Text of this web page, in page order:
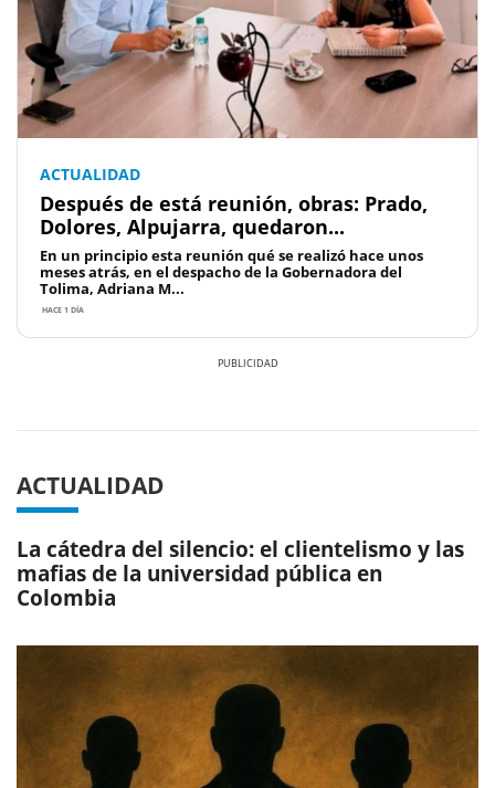
ACTUALIDAD
Después de está reunión, obras: Prado,
Dolores, Alpujarra, quedaron...
En un principio esta reunión qué se realizó hace unos
meses atrás, en el despacho de la Gobernadora del
Tolima, Adriana M...
HACE 1 DÍA
ACTUALIDAD
La cátedra del silencio: el clientelismo y las
mafias de la universidad pública en
Colombia